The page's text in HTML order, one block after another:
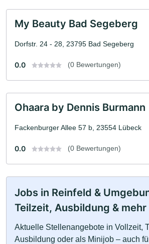
My Beauty Bad Segeberg
Dorfstr. 24 - 28, 23795 Bad Segeberg
0.0 (0 Bewertungen)
Ohaara by Dennis Burmann
Fackenburger Allee 57 b, 23554 Lübeck
0.0 (0 Bewertungen)
Jobs in Reinfeld &
Teilzeit, Ausbildung & mehr
Aktuelle Stellenangebote in Vollzeit,
Ausbildung oder als Minijob – auch